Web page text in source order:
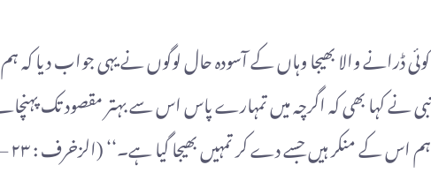
والا بھیجا وہاں کے آسودہ حال لوگوں نے یہی جواب دیا کہ ہم
نے کہا بھی کہ اگرچہ میں تمہارے پاس اس سے بہتر مقصود تک
کے منکر ہیں جسے دے کر تمہیں بھیجا گیا ہے۔‘‘ (الزخرف : ٢٣ – ٢٤)